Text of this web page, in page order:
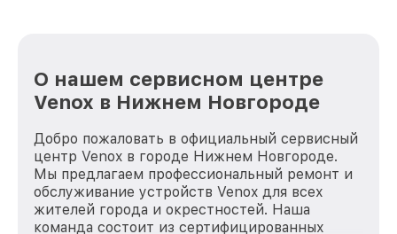
О нашем сервисном центре
Venox в Нижнем Новгороде
Добро пожаловать в официальный сервисный
центр Venox в городе Нижнем Новгороде.
Мы предлагаем профессиональный ремонт и
обслуживание устройств Venox для всех
жителей города и окрестностей. Наша
команда состоит из сертифицированных